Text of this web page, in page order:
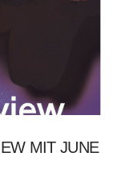
MIT JUNE